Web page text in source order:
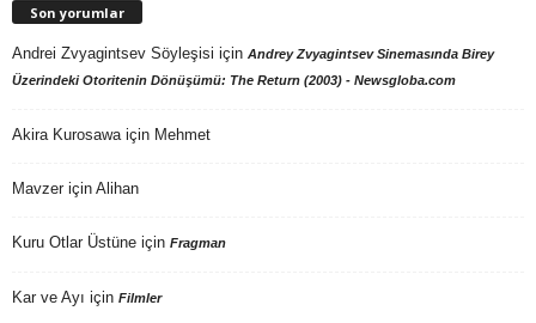
Son yorumlar
Andrei Zvyagintsev Söyleşisi için Andrey Zvyagintsev Sinemasında Birey
Üzerindeki Otoritenin Dönüşümü: The Return (2003) - Newsgloba.com
Akira Kurosawaiçin Mehmet
Mavzer için Alihan
Kuru Otlar Üstüne için Fragman
Kar ve Ayı için Filmler